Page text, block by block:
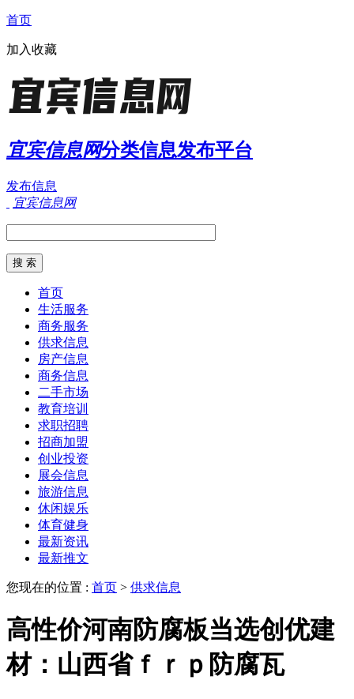
首页
加入收藏
宜宾信息网分类信息发布平台
发布信息
宜宾信息网
首页
生活服务
商务服务
供求信息
房产信息
商务信息
二手市场
教育培训
求职招聘
招商加盟
创业投资
展会信息
旅游信息
休闲娱乐
体育健身
最新资讯
最新推文
您现在的位置 : 首页 > 供求信息
高性价河南防腐板当选创优建
材：山西省ｆｒｐ防腐瓦